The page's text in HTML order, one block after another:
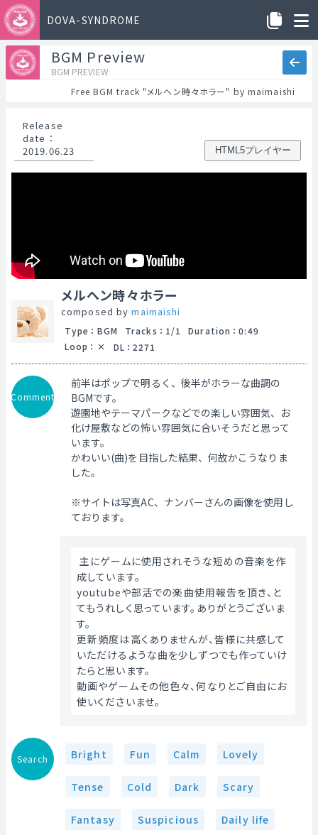
DOVA-SYNDROME
BGM Preview
BGM PREVIEW
Free BGM track "メルヘン時々ホラー" by maimaishi
Release
date ：
2019.06.23
HTML5プレイヤー
メルヘン時々ホラー
composed bymaimaishi
Type ： BGM Tracks ： 1/1 Duration ： 0:49
Loop ： DL ： 2271
Comment
前半はポップで明るく、後半がホラーな曲調の
BGMです。
遊園地やテーマパークなどでの楽しい雰囲気、お
化け屋敷などの怖い雰囲気に合いそうだと思って
います。
かわいい(曲)を目指した結果、何故かこうなりま
した。
※サイトは写真AC、ナンバーさんの画像を使用し
ております。
主にゲームに使用されそうな短めの音楽を作
成しています。
youtubeや部活での楽曲使用報告を頂き、と
てもうれしく思っています。ありがとうございま
す。
更新頻度は高くありませんが、皆様に共感して
いただけるような曲を少しずつでも作っていけ
たらと思います。
動画やゲームその他色々、何なりとご自由にお
使いくださいませ。
Search Bright Fun Calm Lovely
Tense Cold Dark Scary
Fantasy Suspicious Daily life